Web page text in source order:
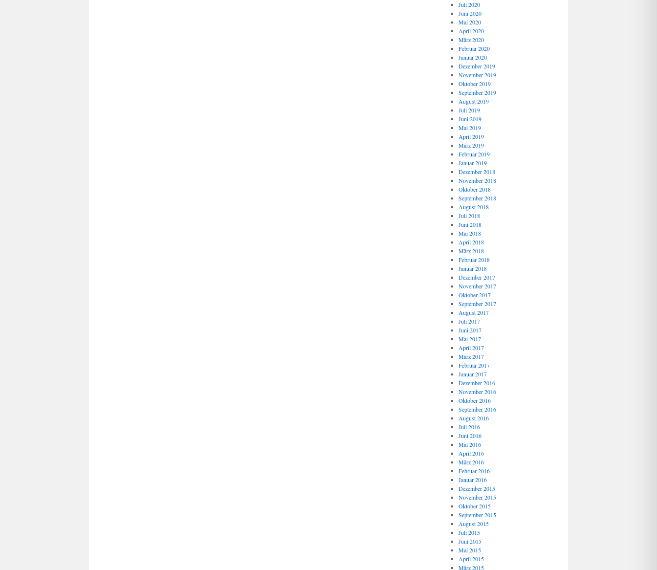
Juli 2020
Juni 2020
Mai 2020
April 2020
März 2020
Februar 2020
Januar 2020
Dezember 2019
November 2019
Oktober 2019
September 2019
August 2019
Juli 2019
Juni 2019
Mai 2019
April 2019
März 2019
Februar 2019
Januar 2019
Dezember 2018
November 2018
Oktober 2018
September 2018
August 2018
Juli 2018
Juni 2018
Mai 2018
April 2018
März 2018
Februar 2018
Januar 2018
Dezember 2017
November 2017
Oktober 2017
September 2017
August 2017
Juli 2017
Juni 2017
Mai 2017
April 2017
März 2017
Februar 2017
Januar 2017
Dezember 2016
November 2016
Oktober 2016
September 2016
August 2016
Juli 2016
Juni 2016
Mai 2016
April 2016
März 2016
Februar 2016
Januar 2016
Dezember 2015
November 2015
Oktober 2015
September 2015
August 2015
Juli 2015
Juni 2015
Mai 2015
April 2015
März 2015